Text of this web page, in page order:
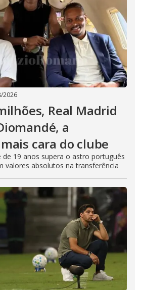
2026
Real Madrid
a
cara do clube
19 anos supera o astro português
valores absolutos na transferência